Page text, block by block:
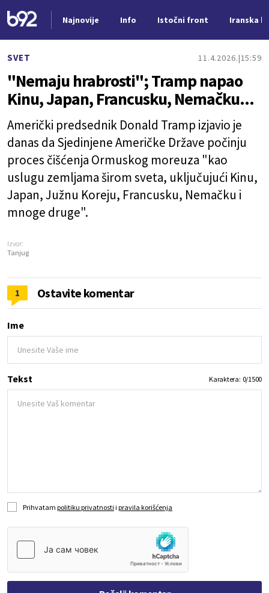
Najnovije Info Istočni front Iranska
SVET 11.4.2026. 15:59
"Nemaju hrabrosti"; Tramp napao
Kinu, Japan, Francusku, Nemačku...
Američki predsednik Donald Tramp izjavio je
danas da Sjedinjene Američke Države počinju
proces čišćenja Ormuskog moreuza "kao
uslugu zemljama širom sveta, uključujući Kinu,
Japan, Južnu Koreju, Francusku, Nemačku i
mnoge druge".
Izvor:
Tanjug
1 Ostavite komentar
Ime
Tekst Karaktera: 0/1500
Prihvatam politiku privatnosti i pravila korišćenja